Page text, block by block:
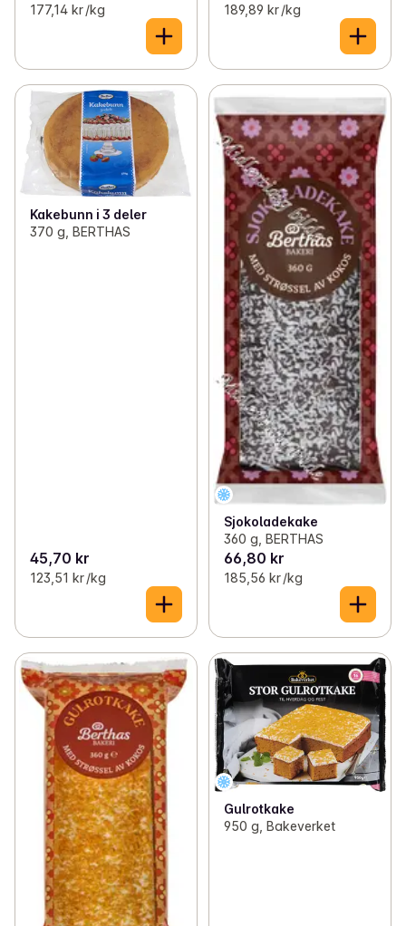
177,14 kr /kg 189,89 kr /kg
Kakebunn i 3 deler
370 g, BERTHAS
45,70 kr
123,51 kr /kg
Sjokoladekake
360 g, BERTHAS
66,80 kr
185,56 kr /kg
Gulrotkake
950 g, Bakeverket